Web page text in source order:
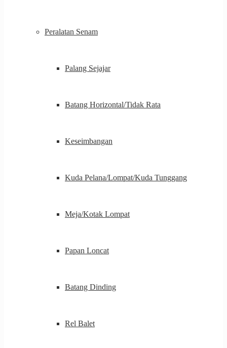
Peralatan Senam
Palang Sejajar
Batang Horizontal/Tidak Rata
Keseimbangan
Kuda Pelana/Lompat/Kuda Tunggang
Meja/Kotak Lompat
Papan Loncat
Batang Dinding
Rel Balet